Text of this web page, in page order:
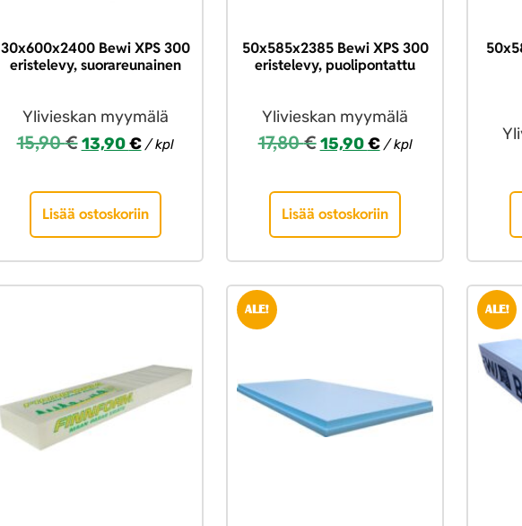
30x600x2400 Bewi XPS 300
eristelevy, suorareunainen
Ylivieskan myymälä
15,90€ 13,90€/ kpl
Lisää ostoskoriin
50x585x2385 Bewi XPS 300
eristelevy, puolipontattu
Ylivieskan myymälä
17,80€15,90€/ kpl
Lisää ostoskoriin
ALE! ALE!